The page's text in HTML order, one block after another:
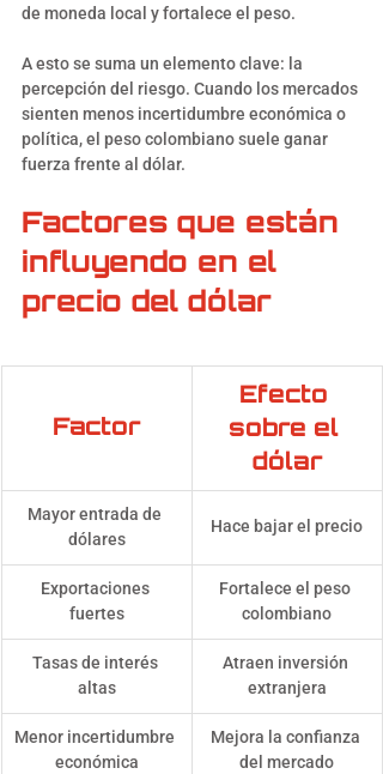
de moneda local y fortalece el peso.
A esto se suma un elemento clave: la
percepción del riesgo. Cuando los mercados
sienten menos incertidumbre económica o
política, el peso colombiano suele ganar
fuerza frente al dólar.
Factores que están
influyendo en el
precio del dólar
Factor
Efecto
sobre el
dólar
Mayor entrada de
dólares
Hace bajar el precio
Exportaciones
fuertes
Fortalece el peso
colombiano
Tasas de interés
altas
Atraen inversión
extranjera
Menor incertidumbre
económica
Mejora la confianza
del mercado